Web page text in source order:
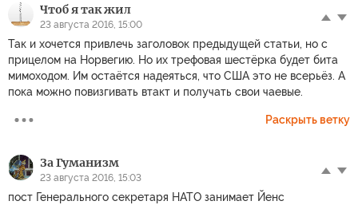
Чтоб я так жил
23 августа 2016, 15:00
Так и хочется привлечь заголовок предыдущей статьи, но с
прицелом на Норвегию. Но их трефовая шестёрка будет бита
мимоходом. Им остаётся надеяться, что США это не всерьёз. А
пока можно повизгивать втакт и получать свои чаевые.
Раскрыть ветку
За Гуманизм
23 августа 2016, 15:03
пост Генерального секретаря НАТО занимает Йенс